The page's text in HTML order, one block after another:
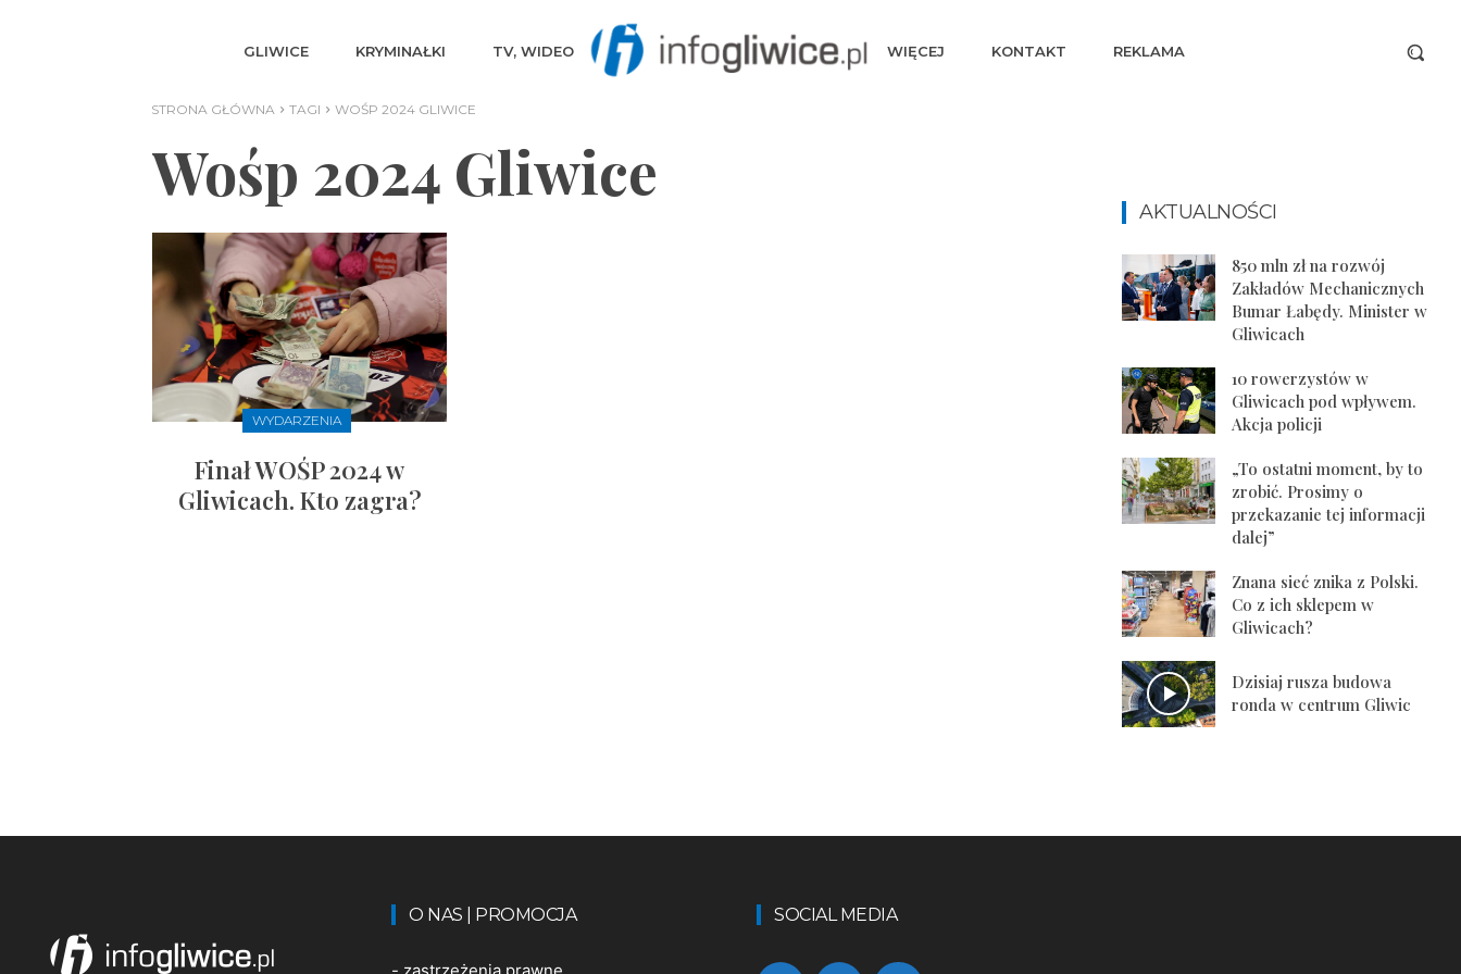
GLIWICE KRYMINAŁKI TV, WIDEO WIĘCEJ KONTAKT REKLAMA
STRONA GŁÓWNA TAGI WOŚP 2024 GLIWICE
Wośp 2024 Gliwice
WYDARZENIA
Finał WOŚP 2024 w
Gliwicach. Kto zagra?
AKTUALNOŚCI
850 mln zł na rozwój
Zakładów Mechanicznych
Bumar Łabędy. Minister w
Gliwicach
10 rowerzystów w
Gliwicach pod wpływem.
Akcja policji
„To ostatni moment, by to
zrobić. Prosimy o
przekazanie tej informacji
dalej”
Znana sieć znika z Polski.
Co z ich sklepem w
Gliwicach?
Dzisiaj rusza budowa
ronda w centrum Gliwic
O NAS | PROMOCJA
- zastrzeżenia prawne
SOCIAL MEDIA